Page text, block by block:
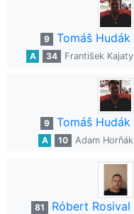
9 Tomáš Hudák
A 34 František Kajaty
9 Tomáš Hudák
A 10 Adam Horňák
81 Róbert Rosival